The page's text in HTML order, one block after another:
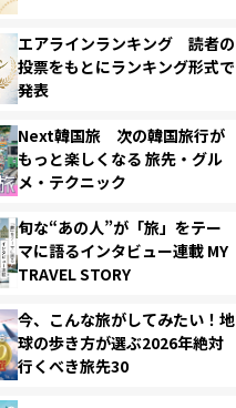
エアラインランキング 読者の
投票をもとにランキング形式で
発表
Next韓国旅 次の韓国旅行が
もっと楽しくなる 旅先・グル
メ・テクニック
旬な“あの人”が「旅」をテー
マに語るインタビュー連載 MY
TRAVEL STORY
今、こんな旅がしてみたい！地
球の歩き方が選ぶ2026年絶対
行くべき旅先30